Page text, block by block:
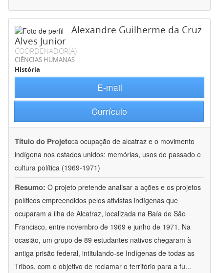
Alexandre Guilherme da Cruz
Alves Junior
COORDENADOR(A)
CIÊNCIAS HUMANAS
História
E-mail
Currículo
Título do Projeto:a ocupação de alcatraz e o movimento
indígena nos estados unidos: memórias, usos do passado e
cultura política (1969-1971)
Resumo: O projeto pretende analisar a ações e os projetos
políticos empreendidos pelos ativistas indígenas que
ocuparam a ilha de Alcatraz, localizada na Baía de São
Francisco, entre novembro de 1969 e junho de 1971. Na
ocasião, um grupo de 89 estudantes nativos chegaram à
antiga prisão federal, intitulando-se Indígenas de todas as
Tribos, com o objetivo de reclamar o território para a fu...